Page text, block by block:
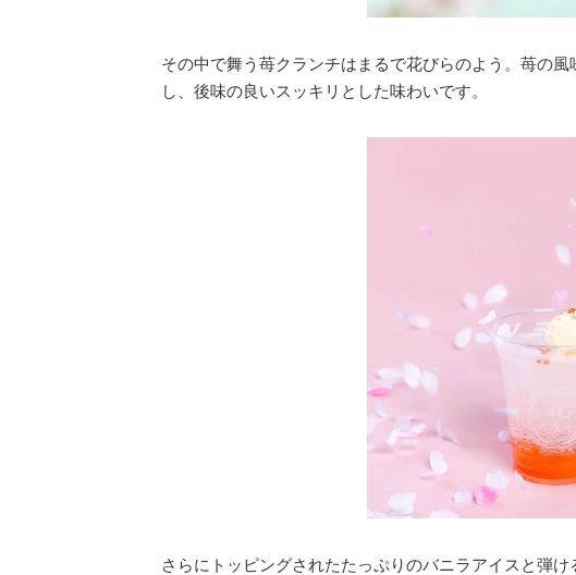
その中で舞う苺クランチはまるで花びらのよう。苺の
し、後味の良いスッキリとした味わいです。
さらにトッピングされたたっぷりのバニラアイスと弾